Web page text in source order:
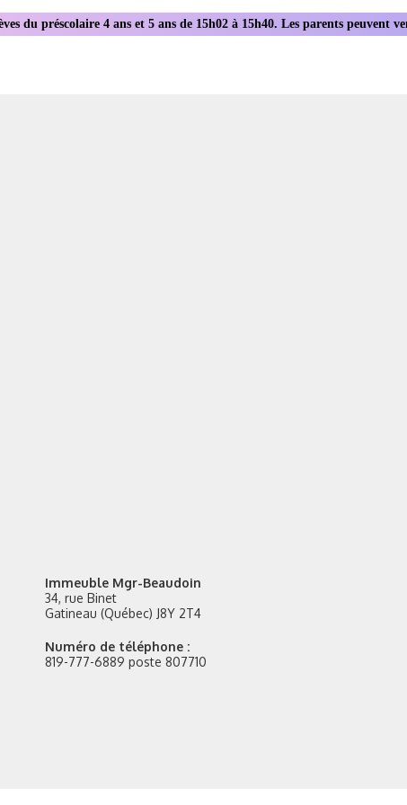
du préscolaire 4 ans et 5 ans de 15h02 à 15h40. Les parents peuvent
Immeuble Mgr-Beaudoin
34, rue Binet
Gatineau (Québec) J8Y 2T4
Numéro de téléphone :
819-777-6889 poste 807710